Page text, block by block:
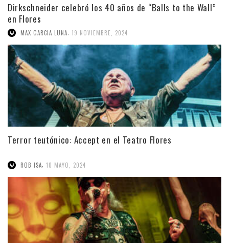
Dirkschneider celebró los 40 años de “Balls to the Wall”
en Flores
MAX GARCIA LUNA 19 NOVIEMBRE, 2024
Terror teutónico: Accept en el Teatro Flores
ROB ISA 10 MAYO, 2024